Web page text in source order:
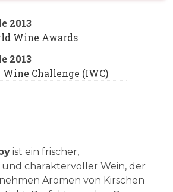
2013
Wine Awards
2013
Challenge (IWC)
ist ein frischer,
charaktervoller Wein, der
Aromen von Kirschen